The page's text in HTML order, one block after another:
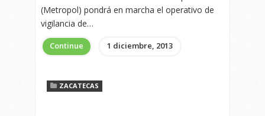
(Metropol) pondrá en marcha el operativo de
vigilancia de…
Continue 1 diciembre, 2013
ZACATECAS